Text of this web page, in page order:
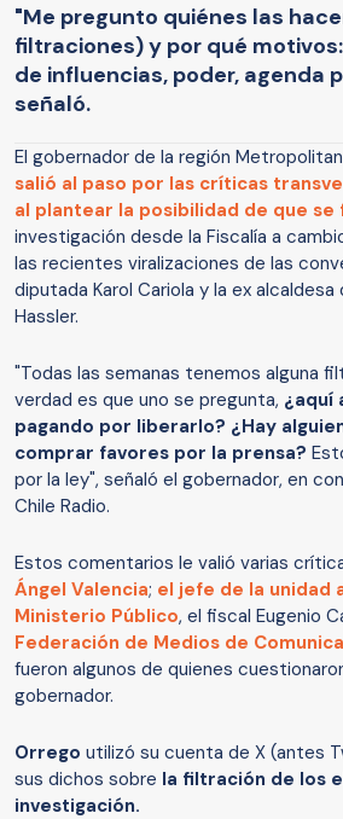
"Me pregunto quiénes las
filtraciones) y por qué
de influencias, poder, agenda
señaló.
El gobernador de la región
salió al paso por las críticas
al plantear la posibilidad de que
investigación desde la Fiscalía a
las recientes viralizaciones de las
diputada Karol Cariola y la ex alcaldesa
Hassler.
"Todas las semanas tenemos alguna
verdad es que uno se pregunta, ¿aquí
pagando por liberarlo? ¿Hay
comprar favores por la prensa?
por la ley", señaló el gobernador, en
Chile Radio.
Estos comentarios le valió varias
Ángel Valencia; el jefe de la unidad
Ministerio Público, el fiscal Eugenio
Federación de Medios de
fueron algunos de quienes
gobernador.
Orrego utilizó su cuenta de X (antes
sus dichos sobre la filtración de los
investigación.